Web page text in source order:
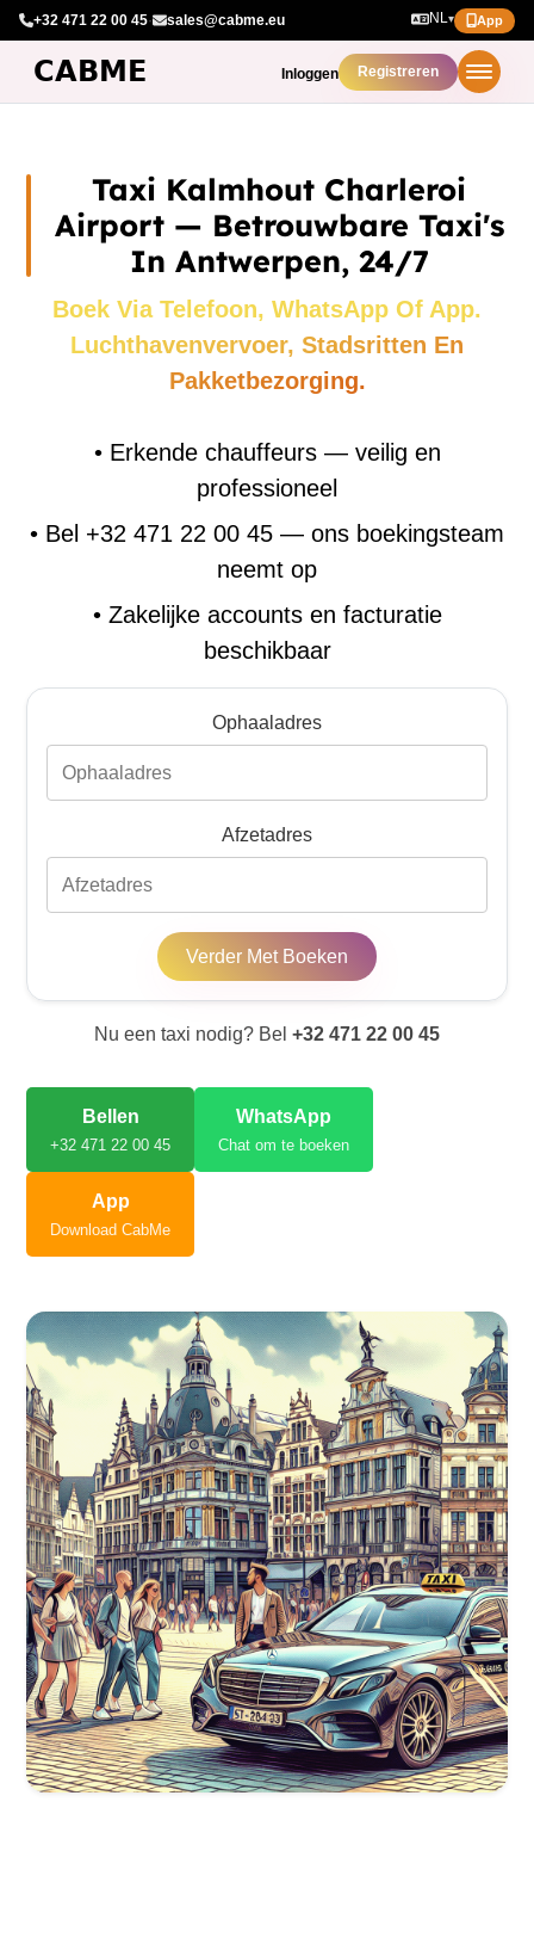
+32 471 22 00 45· sales@cabme.eu NL▾ App
Inloggen Registreren
Taxi Kalmhout Charleroi
Airport — Betrouwbare Taxi's
In Antwerpen, 24/7
Boek Via Telefoon, WhatsApp Of App.
Luchthavenvervoer, Stadsritten En
Pakketbezorging.
• Erkende chauffeurs — veilig en
professioneel
• Bel +32 471 22 00 45 — ons boekingsteam
neemt op
• Zakelijke accounts en facturatie
beschikbaar
Ophaaladres
Afzetadres
Verder Met Boeken
Nu een taxi nodig? Bel +32 471 22 00 45
Bellen
+32 471 22 00 45
WhatsApp
Chat om te boeken
App
Download CabMe